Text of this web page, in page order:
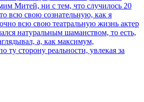
Митей, ни с тем, что случилось 20
всю свою сознательную, как я
всю свою театральную жизнь актер
натуральным шаманством, то есть,
а, как максимум,
ту сторону реальности, увлекая за